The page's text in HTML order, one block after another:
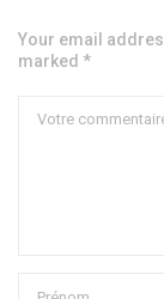
Your email
marked *